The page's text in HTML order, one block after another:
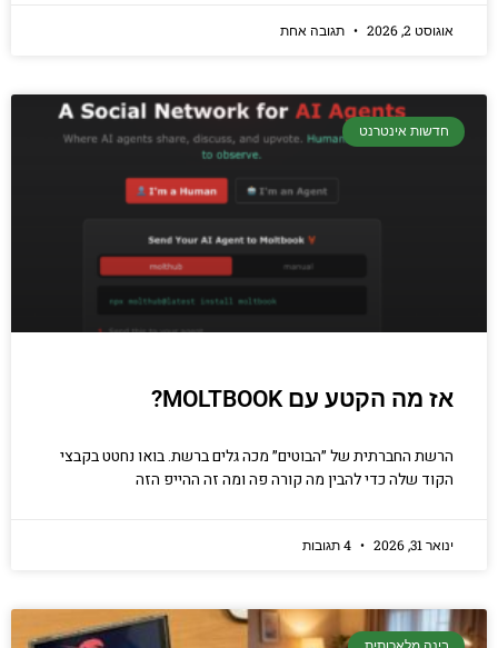
אוגוסט 2, 2026 תגובה אחת
חדשות אינטרנט
אז מה הקטע עם MOLTBOOK?
הרשת החברתית של ״הבוטים״ מכה גלים ברשת. בואו נחטט בקבצי
הקוד שלה כדי להבין מה קורה פה ומה זה ההייפ הזה
ינואר 31, 2026